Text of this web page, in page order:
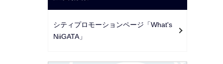
シティプロモーションページ「What's
NiiGATA」